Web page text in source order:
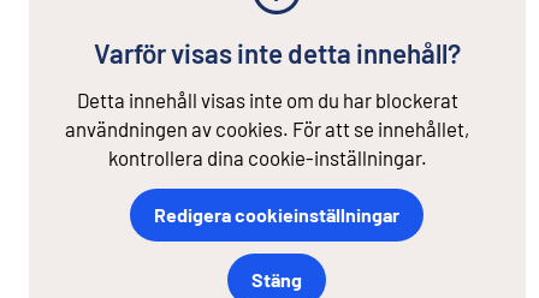
Varför visas inte detta innehåll?
Detta innehåll visas inte om du har blockerat
användningen av cookies. För att se innehållet,
kontrollera dina cookie-inställningar.
Redigera cookieinställningar
Stäng